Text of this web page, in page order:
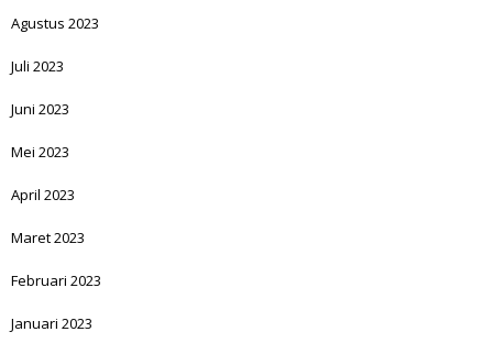
Agustus 2023
Juli 2023
Juni 2023
Mei 2023
April 2023
Maret 2023
Februari 2023
Januari 2023